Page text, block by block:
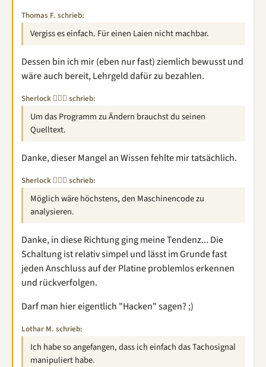
Thomas F. schrieb:
Vergiss es einfach. Für einen Laien nicht machbar.
Dessen bin ich mir (eben nur fast) ziemlich bewusst und
wäre auch bereit, Lehrgeld dafür zu bezahlen.
Sherlock 🕵🏽‍♂️ schrieb:
Um das Programm zu Ändern brauchst du seinen
Quelltext.
Danke, dieser Mangel an Wissen fehlte mir tatsächlich.
Sherlock 🕵🏽‍♂️ schrieb:
Möglich wäre höchstens, den Maschinencode zu
analysieren.
Danke, in diese Richtung ging meine Tendenz... Die
Schaltung ist relativ simpel und lässt im Grunde fast
jeden Anschluss auf der Platine problemlos erkennen
und rückverfolgen.
Darf man hier eigentlich "Hacken" sagen? ;)
Lothar M. schrieb:
Ich habe so angefangen, dass ich einfach das Tachosignal
manipuliert habe.